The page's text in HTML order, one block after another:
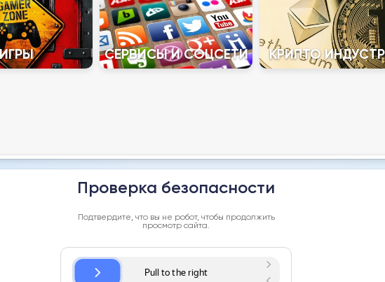
СЕРВИСЫ И СОЦСЕТИ КРИПТО
Проверка безопасности
Подтвердите, что вы не робот, чтобы продолжить
просмотр сайта.